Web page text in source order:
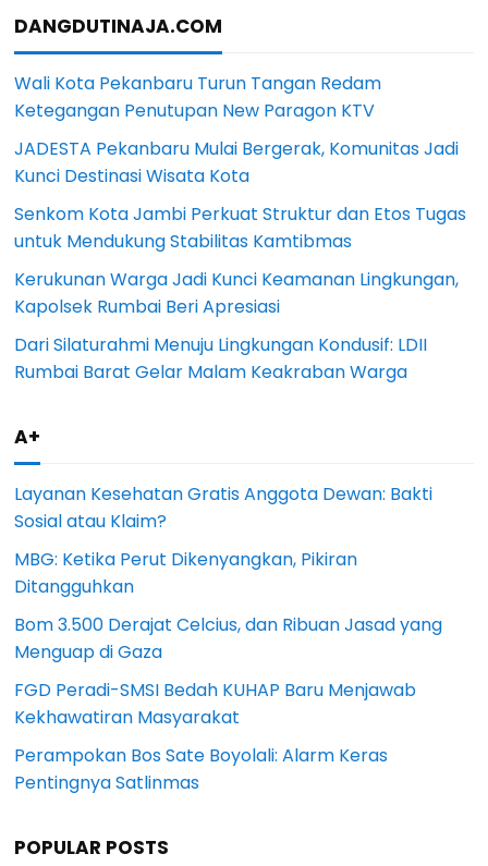
DANGDUTINAJA.COM
Wali Kota Pekanbaru Turun Tangan Redam
Ketegangan Penutupan New Paragon KTV
JADESTA Pekanbaru Mulai Bergerak, Komunitas Jadi
Kunci Destinasi Wisata Kota
Senkom Kota Jambi Perkuat Struktur dan Etos Tugas
untuk Mendukung Stabilitas Kamtibmas
Kerukunan Warga Jadi Kunci Keamanan Lingkungan,
Kapolsek Rumbai Beri Apresiasi
Dari Silaturahmi Menuju Lingkungan Kondusif: LDII
Rumbai Barat Gelar Malam Keakraban Warga
A+
Layanan Kesehatan Gratis Anggota Dewan: Bakti
Sosial atau Klaim?
MBG: Ketika Perut Dikenyangkan, Pikiran
Ditangguhkan
Bom 3.500 Derajat Celcius, dan Ribuan Jasad yang
Menguap di Gaza
FGD Peradi-SMSI Bedah KUHAP Baru Menjawab
Kekhawatiran Masyarakat
Perampokan Bos Sate Boyolali: Alarm Keras
Pentingnya Satlinmas
POPULAR POSTS